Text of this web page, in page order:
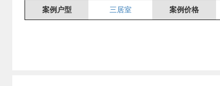
案例户型 三居室 案例价格